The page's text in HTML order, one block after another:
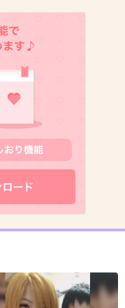
って人、多いん
。